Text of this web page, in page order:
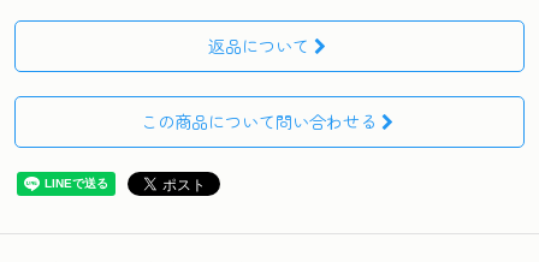
返品について
この商品について問い合わせる